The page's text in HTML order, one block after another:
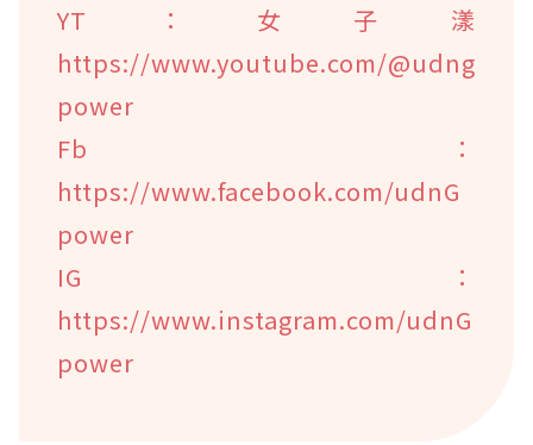
YT：女子漾
https://www.youtube.com/@udng
power
Fb：
https://www.facebook.com/udnG
power
IG：
https://www.instagram.com/udnG
power